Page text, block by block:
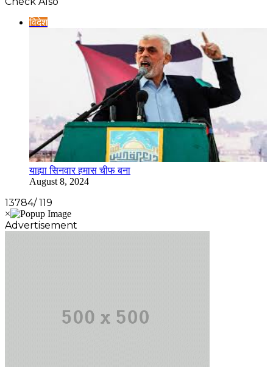
विदेश
याह्या सिनवार हमास चीफ बना
August 8, 2024
13784/ 119
Advertisement